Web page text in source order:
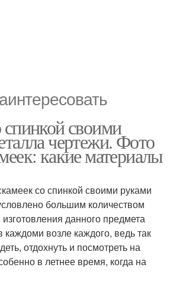
своими
чертежи. Фото
какие материалы
со спинкой своими руками
большим количеством
данного предмета
каждоми возле каждого, ведь так
отдохнуть и посмотреть на
в летнее время, когда на